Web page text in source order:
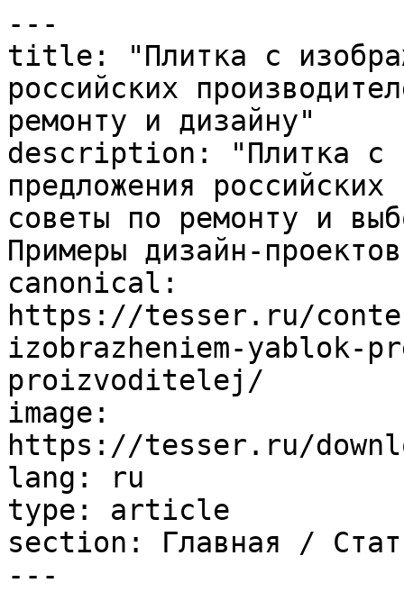
---
title: "Плитка с
российских
ремонту и дизайну"
description: "Плитка с
предложения
советы по ремонту и
Примеры дизайн-
canonical:
https://tesser.ru/
izobrazheniem-yablok-
proizvoditelej/
image:
https://tesser.ru/
lang: ru
type: article
section: Главная /
---